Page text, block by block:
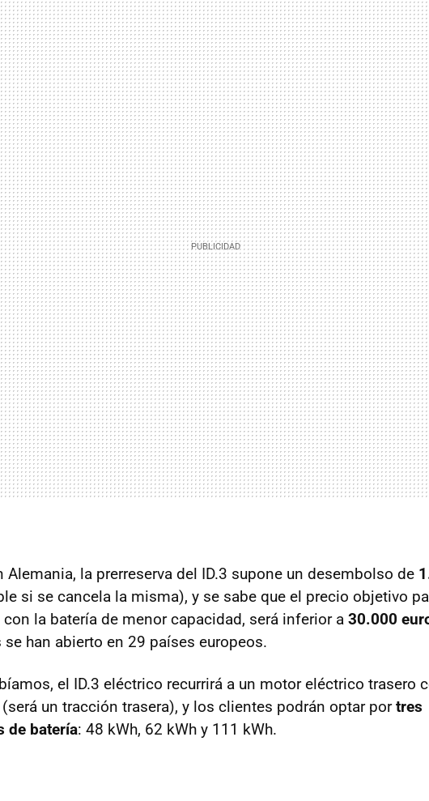
Alemania, la prerreserva del ID.3 supone un desembolso de
si se cancela la misma), y se sabe que el precio objetivo
la batería de menor capacidad, será inferior a 30.000
se han abierto en 29 países europeos.
el ID.3 eléctrico recurrirá a un motor eléctrico trasero
un tracción trasera), y los clientes podrán optar portres
de batería: 48 kWh, 62 kWh y 111 kWh.